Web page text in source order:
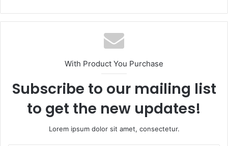
With Product You Purchase
Subscribe to our mailing list
to get the new updates!
Lorem ipsum dolor sit amet, consectetur.